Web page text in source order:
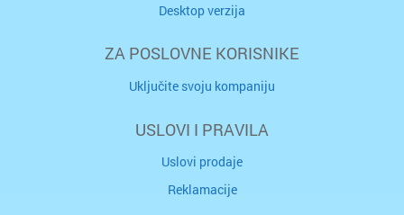
Desktop verzija
ZA POSLOVNE KORISNIKE
Uključite svoju kompaniju
USLOVI I PRAVILA
Uslovi prodaje
Reklamacije